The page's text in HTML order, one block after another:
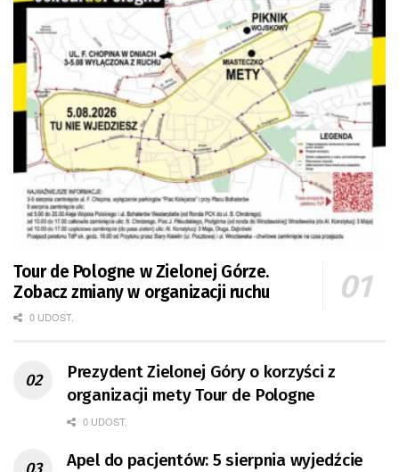
Tour de Pologne w Zielonej Górze.
Zobacz zmiany w organizacji ruchu
0 UDOST.
Prezydent Zielonej Góry o korzyści z
organizacji mety Tour de Pologne
0 UDOST.
Apel do pacjentów: 5 sierpnia wyjedźcie